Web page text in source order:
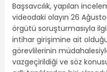
Başsavcılık, yapılan
videodaki olayın 26
örgütü soruşturmasıyla
intihar girişimine ait
görevlilerinin
vazgeçirildiği ve söz